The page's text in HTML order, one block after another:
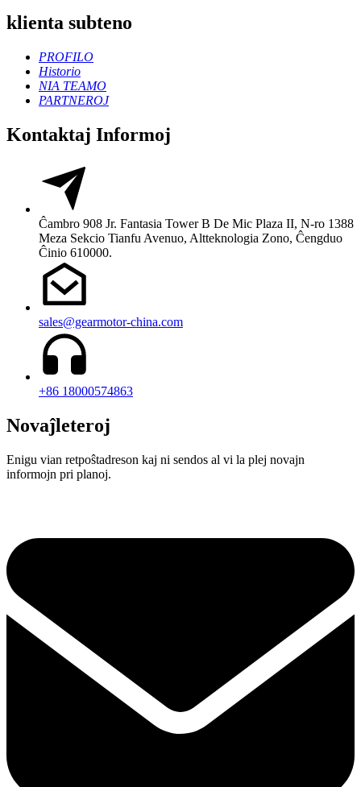
klienta subteno
PROFILO
Historio
NIA TEAMO
PARTNEROJ
Kontaktaj Informoj
Ĉambro 908 Jr. Fantasia Tower B De Mic Plaza II, N-ro 1388
Meza Sekcio Tianfu Avenuo, Altteknologia Zono, Ĉengduo
Ĉinio 610000.
sales@gearmotor-china.com
+86 18000574863
Novaĵleteroj
Enigu vian retpoŝtadreson kaj ni sendos al vi la plej novajn
informojn pri planoj.